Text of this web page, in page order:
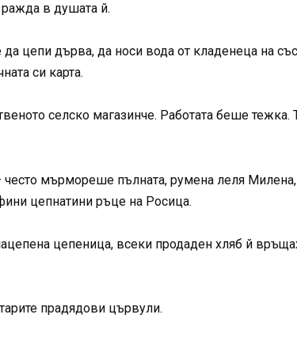
в душата й.
цепи дърва, да носи вода от кладенеца на
си карта.
селско магазинче. Работата беше
мърмореше пълната, румена леля
цепнатини ръце на Росица.
цепеница, всеки продаден хляб й
прадядови цървули.